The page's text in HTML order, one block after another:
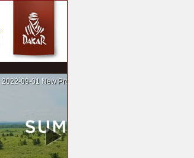
2022-09-01 New Project！ 未来SUMIKA実験箱